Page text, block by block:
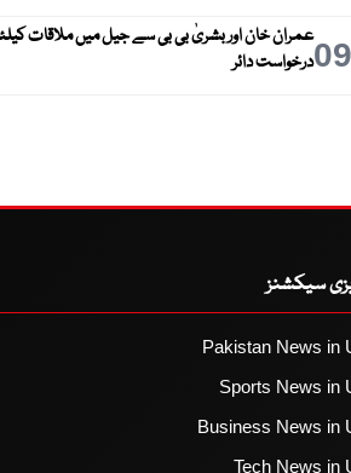
09عمران خان اور بشریٰ بی بی سے جیل میں ملاقات
درخواست دائر
سیکشنز
Pakistan News in
Sports News in
Business News in
Tech News in